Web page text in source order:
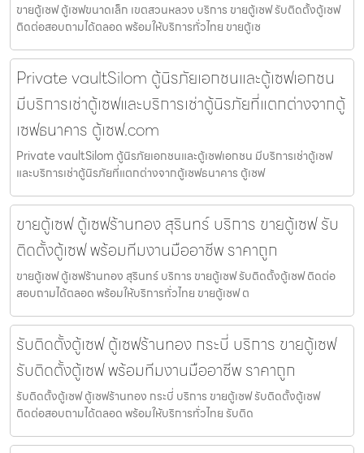
ขายตู้เซฟ ตู้เซฟขนาดเล็ก เขตสวนหลวง บริการ ขายตู้เซฟ รับติดตั้งตู้เซฟ
ติดต่อสอบถามได้ตลอด พร้อมให้บริการทั่วไทย ขายตู้เซ
Private vaultSilom ตู้นิรภัยเอกชนและตู้เซฟเอกชน
มีบริการเช่าตู้เซฟและบริการเช่าตู้นิรภัยที่แตกต่างจากตู้
เซฟธนาคาร ตู้เซฟ.com
Private vaultSilom ตู้นิรภัยเอกชนและตู้เซฟเอกชน มีบริการเช่าตู้เซฟ
และบริการเช่าตู้นิรภัยที่แตกต่างจากตู้เซฟธนาคาร ตู้เซฟ
ขายตู้เซฟ ตู้เซฟร้านทอง สุรินทร์ บริการ ขายตู้เซฟ รับ
ติดตั้งตู้เซฟ พร้อมทีมงานมืออาชีพ ราคาถูก
ขายตู้เซฟ ตู้เซฟร้านทอง สุรินทร์ บริการ ขายตู้เซฟ รับติดตั้งตู้เซฟ ติดต่อ
สอบถามได้ตลอด พร้อมให้บริการทั่วไทย ขายตู้เซฟ ต
รับติดตั้งตู้เซฟ ตู้เซฟร้านทอง กระบี่ บริการ ขายตู้เซฟ
รับติดตั้งตู้เซฟ พร้อมทีมงานมืออาชีพ ราคาถูก
รับติดตั้งตู้เซฟ ตู้เซฟร้านทอง กระบี่ บริการ ขายตู้เซฟ รับติดตั้งตู้เซฟ
ติดต่อสอบถามได้ตลอด พร้อมให้บริการทั่วไทย รับติด